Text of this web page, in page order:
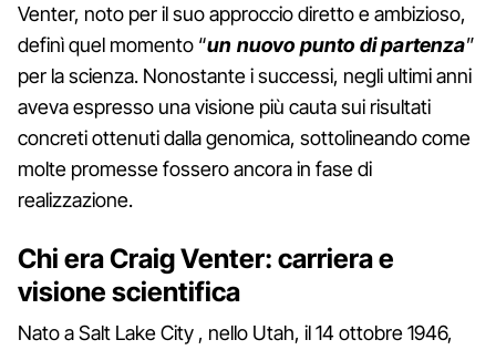
Venter, noto per il suo approccio diretto e ambizioso,
definì quel momento “un nuovo punto di partenza”
per la scienza. Nonostante i successi, negli ultimi anni
aveva espresso una visione più cauta sui risultati
concreti ottenuti dalla genomica, sottolineando come
molte promesse fossero ancora in fase di
realizzazione.
Chi era Craig Venter: carriera e
visione scientifica
Nato a Salt Lake City , nello Utah, il 14 ottobre 1946,